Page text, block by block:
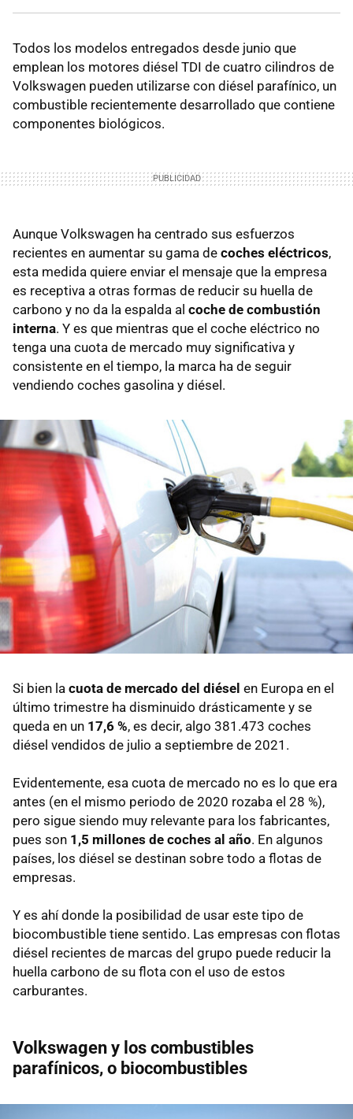
Todos los modelos entregados desde junio que
emplean los motores diésel TDI de cuatro cilindros de
Volkswagen pueden utilizarse con diésel parafínico, un
combustible recientemente desarrollado que contiene
componentes biológicos.
Aunque Volkswagen ha centrado sus esfuerzos
recientes en aumentar su gama de coches eléctricos,
esta medida quiere enviar el mensaje que la empresa
es receptiva a otras formas de reducir su huella de
carbono y no da la espalda al coche de combustión
interna. Y es que mientras que el coche eléctrico no
tenga una cuota de mercado muy significativa y
consistente en el tiempo, la marca ha de seguir
vendiendo coches gasolina y diésel.
Si bien la cuota de mercado del diésel en Europa en el
último trimestre ha disminuido drásticamente y se
queda en un 17,6 %, es decir, algo 381.473 coches
diésel vendidos de julio a septiembre de 2021.
Evidentemente, esa cuota de mercado no es lo que era
antes (en el mismo periodo de 2020 rozaba el 28 %),
pero sigue siendo muy relevante para los fabricantes,
pues son 1,5 millones de coches al año. En algunos
países, los diésel se destinan sobre todo a flotas de
empresas.
Y es ahí donde la posibilidad de usar este tipo de
biocombustible tiene sentido. Las empresas con flotas
diésel recientes de marcas del grupo puede reducir la
huella carbono de su flota con el uso de estos
carburantes.
Volkswagen y los combustibles
parafínicos, o biocombustibles